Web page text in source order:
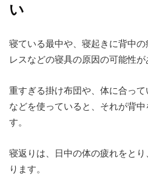
い
寝ている最中や、寝起きに背中
レスなどの寝具の原因の可能性が
重すぎる掛け布団や、体に合っ
などを使っていると、それが背
す。
寝返りは、日中の体の疲れをと
ります。